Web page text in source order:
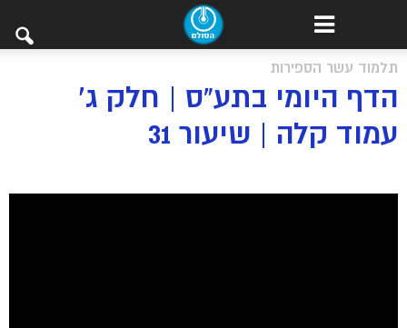
תלמוד עשר הספירות
הדף היומי בתע”ס | חלק ג’
עמוד קלה | שיעור 31